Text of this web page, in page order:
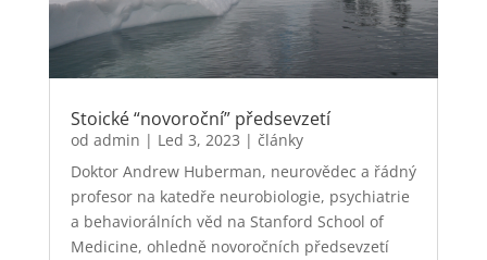
Stoické “novoroční” předsevzetí
od admin | Led 3, 2023 | články
Doktor Andrew Huberman, neurovědec a řádný
profesor na katedře neurobiologie, psychiatrie
a behaviorálních věd na Stanford School of
Medicine, ohledně novoročních předsevzetí